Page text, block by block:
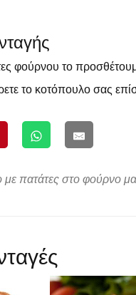
φούρνου το
το κοτόπουλο σας
πατάτες στο φούρνο